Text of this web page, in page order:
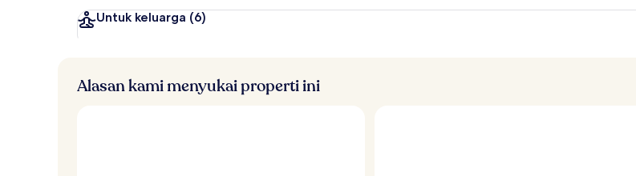
Untuk keluarga (6)
Alasan kami menyukai properti ini